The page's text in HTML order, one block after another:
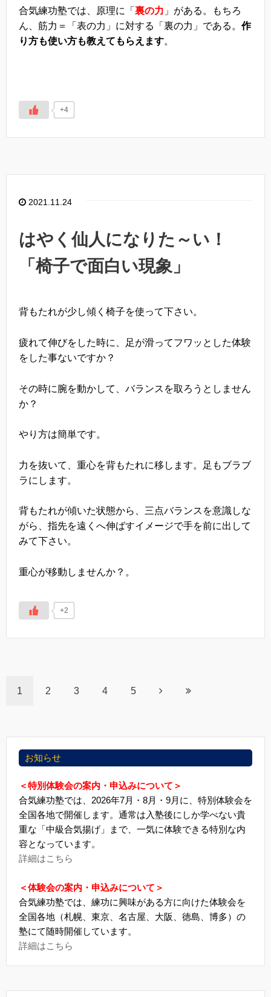
合気練功塾では、原理に「 裏の力 」がある。もちろ
ん、筋力＝「表の力」に対する「裏の力」である。 作
り方も使い方も教えてもらえます。
+4
2021.11.24
はやく仙人になりた～い！
「椅子で面白い現象」
背もたれが少し傾く椅子を使って下さい。
疲れて伸びをした時に、足が滑ってフワッとした体験
をした事ないですか？
その時に腕を動かして、バランスを取ろうとしません
か？
やり方は簡単です。
力を抜いて、重心を背もたれに移します。足もブラブ
ラにします。
背もたれが傾いた状態から、三点バランスを意識しな
がら、指先を遠くへ伸ばすイメージで手を前に出して
みて下さい。
重心が移動しませんか？。
+2
1 2 3 4 5
お知らせ
＜特別体験会の案内・申込みについて＞
合気練功塾では、2026年7月・8月・9月に、特別体験会を
全国各地で開催します。通常は入塾後にしか学べない貴
重な「中級合気揚げ」まで、一気に体験できる特別な内
容となっています。
詳細はこちら
＜体験会の案内・申込みについて＞
合気練功塾では、練功に興味がある方に向けた体験会を
全国各地（札幌、東京、名古屋、大阪、徳島、博多）の
塾にて随時開催しています。
詳細はこちら